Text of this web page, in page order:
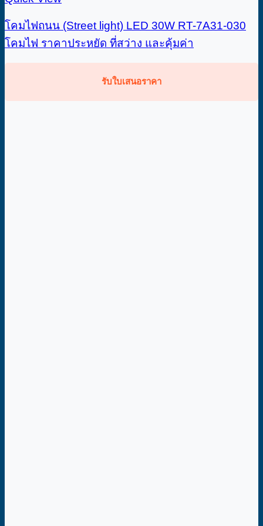
โคมไฟถนน (Street light) LED 30W RT-7A31-030
โคมไฟ ราคาประหยัด ที่สว่าง และคุ้มค่า
รับใบเสนอราคา